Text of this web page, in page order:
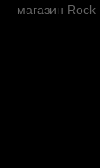
магазин